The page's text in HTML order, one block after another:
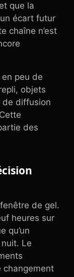
que la
écart futur
chaîne n’est
peu de
objets
de diffusion
des
de gel.
heures sur
qu’un
Le
changement